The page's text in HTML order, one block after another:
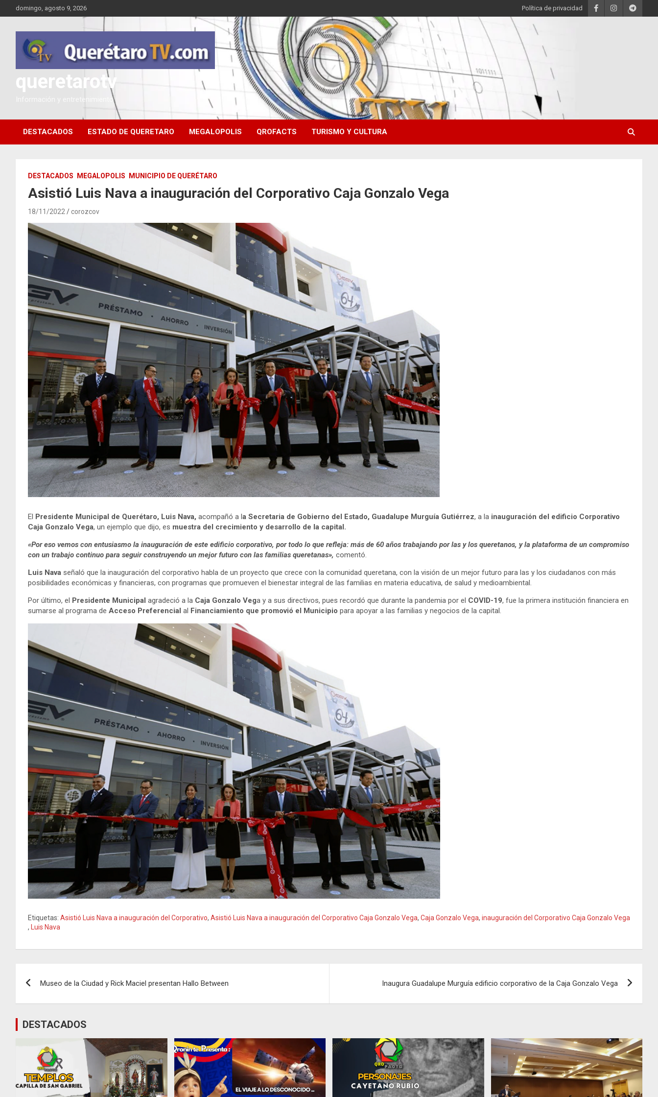
al
domingo, agosto 9, 2026 Política de privacidad
queretarotv
Información y entretenimiento
DESTACADOS ESTADO DE QUERETARO MEGALOPOLIS QROFACTS TURISMO Y CULTURA
DESTACADOS MEGALOPOLIS MUNICIPIO DE QUERÉTARO
Asistió Luis Nava a inauguración del Corporativo Caja Gonzalo Vega
18/11/2022 corozcov
El Presidente Municipal de Querétaro, Luis Nava, acompañó a l a Secretaria de Gobierno del Estado, Guadalupe Murguía Gutiérrez, a la inauguración del edificio Corporativo
Caja Gonzalo Vega, un ejemplo que dijo, es muestra del crecimiento y desarrollo de la capital.
«Por eso vemos con entusiasmo la inauguración de este edificio corporativo, por todo lo que refleja: más de 60 años trabajando por las y los queretanos, y la plataforma de un compromiso
con un trabajo continuo para seguir construyendo un mejor futuro con las familias queretanas», comentó.
Luis Nava señaló que la inauguración del corporativo habla de un proyecto que crece con la comunidad queretana, con la visión de un mejor futuro para las y los ciudadanos con más
posibilidades económicas y financieras, con programas que promueven el bienestar integral de las familias en materia educativa, de salud y medioambiental.
Por último, el
Presidente Municipal agradeció a la Caja Gonzalo Vega y a sus directivos, pues recordó que durante la pandemia por el COVID-19, fue la primera institución financiera en
sumarse al programa de Acceso Preferencial al Financiamiento que promovió el Municipio para apoyar a las familias y negocios de la capital.
Etiquetas: Asistió Luis Nava a inauguración del Corporativo, Asistió Luis Nava a inauguración del Corporativo Caja Gonzalo Vega, Caja Gonzalo Vega, inauguración del Corporativo Caja Gonzalo Vega
,
Luis Nava
entradas
Museo de la Ciudad y Rick Maciel presentan Hallo Between Inaugura Guadalupe Murguía edificio corporativo de la Caja Gonzalo Vega
DESTACADOS